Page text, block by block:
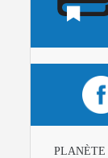
PLANÈTE